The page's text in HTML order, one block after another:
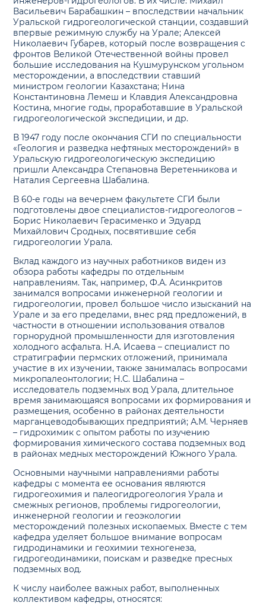
Васильевич Барабашкин – впоследствии начальник
Уральской гидрогеологической станции, создавший
впервые режимную службу на Урале; Алексей
Николаевич Губарев, который после возвращения с
фронтов Великой Отечественной войны провел
большие исследования на Кушмурунском угольном
месторождении, а впоследствии ставший
министром геологии Казахстана; Нина
Константиновна Лемеш и Клавдия Александровна
Костина, многие годы, проработавшие в Уральской
гидрогеологической экспедиции, и др.
В 1947 году после окончания СГИ по специальности
«Геология и разведка нефтяных месторождений» в
Уральскую гидрогеологическую экспедицию
пришли Александра Степановна Веретенникова и
Наталия Сергеевна Шабалина.
В 60-е годы на вечернем факультете СГИ были
подготовлены двое специалистов-гидрогеологов –
Борис Николаевич Герасименко и Эдуард
Михайлович Сродных, посвятившие себя
гидрогеологии Урала.
Вклад каждого из научных работников виден из
обзора работы кафедры по отдельным
направлениям. Так, например, Ф.А. Асинкритов
занимался вопросами инженерной геологии и
гидрогеологии, провел большое число изысканий на
Урале и за его пределами, внес ряд предложений, в
частности в отношении использования отвалов
горнорудной промышленности для изготовления
холодного асфальта. Н.А. Исаева – специалист по
стратиграфии пермских отложений, принимала
участие в их изучении, также занималась вопросами
микропалеонтологии; Н.С. Шабалина –
исследователь подземных вод Урала, длительное
время занимающаяся вопросами их формирования и
размещения, особенно в районах деятельности
марганцеводобывающих предприятий; А.М. Черняев
– гидрохимик с опытом работы по изучению
формирования химического состава подземных вод
в районах медных месторождений Южного Урала.
Основными научными направлениями работы
кафедры с момента ее основания являются
гидрогеохимия и палеогидрогеология Урала и
смежных регионов, проблемы гидрогеологии,
инженерной геологии и геоэкологии
месторождений полезных ископаемых. Вместе с тем
кафедра уделяет большое внимание вопросам
гидродинамики и геохимии техногенеза,
гидрогеодинамики, поискам и разведке пресных
подземных вод.
К числу наиболее важных работ, выполненных
коллективом кафедры, относятся: